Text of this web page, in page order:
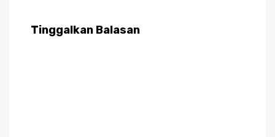
Tinggalkan Balasan